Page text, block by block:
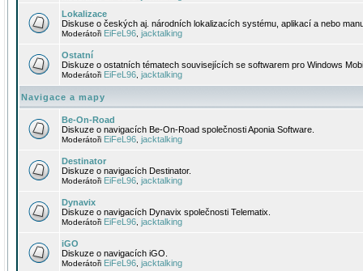
Lokalizace
Diskuse o českých aj. národních lokalizacích systému, aplikací a nebo
Moderátoři EiFeL96 jacktalking
Ostatní
Diskuze o ostatních tématech souvisejících se softwarem pro Windows
Moderátoři EiFeL96 jacktalking
Navigace a mapy
Be-On-Road
Diskuze o navigacích Be-On-Road společnosti Aponia Software.
Moderátoři EiFeL96 jacktalking
Destinator
Diskuze o navigacích Destinator.
Moderátoři EiFeL96 jacktalking
Dynavix
Diskuze o navigacích Dynavix společnosti Telematix.
Moderátoři EiFeL96 jacktalking
iGO
Diskuze o navigacích iGO.
Moderátoři EiFeL96 jacktalking